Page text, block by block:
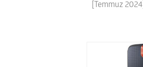
[Temmuz 2024]